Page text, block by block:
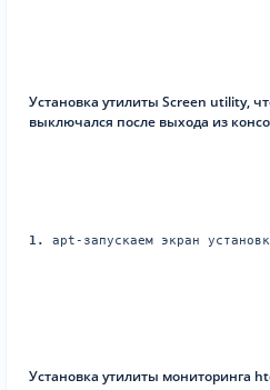
Установка утилиты Screen utility,
выключался после выхода из
1. apt-запускаем экран
Установка утилиты мониторинга